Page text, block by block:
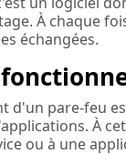
À chaque
échangées.
d'un pare-feu
À
ou à une